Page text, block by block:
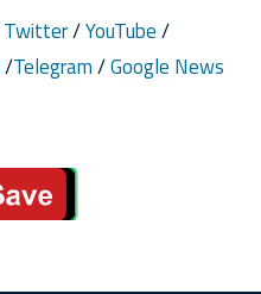
Twitter/YouTube/
/Telegram/Google News